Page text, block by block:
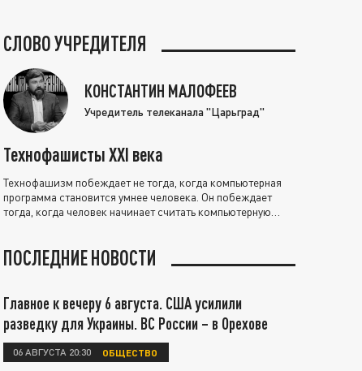
СЛОВО УЧРЕДИТЕЛЯ
КОНСТАНТИН МАЛОФЕЕВ
Учредитель телеканала "Царьград"
Технофашисты XXI века
Технофашизм побеждает не тогда, когда компьютерная
программа становится умнее человека. Он побеждает
тогда, когда человек начинает считать компьютерную
ПОСЛЕДНИЕ НОВОСТИ
Главное к вечеру 6 августа. США усилили
разведку для Украины. ВС России – в Орехове
06 АВГУСТА 20:30 ОБЩЕСТВО